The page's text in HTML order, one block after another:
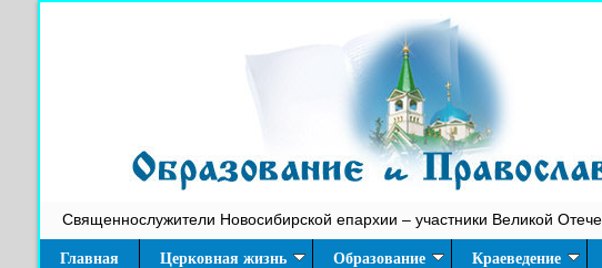
Священнослужители Новосибирской епархии – участники Великой
Главная Церковная жизнь Образование Краеведение